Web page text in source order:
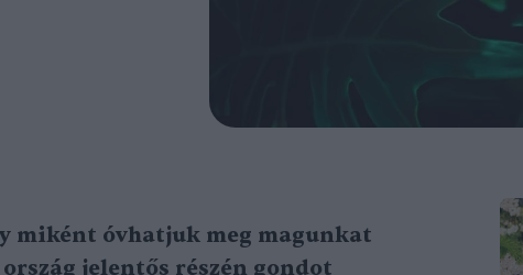
miként óvhatjuk meg magunkat
jelentős részén gondot